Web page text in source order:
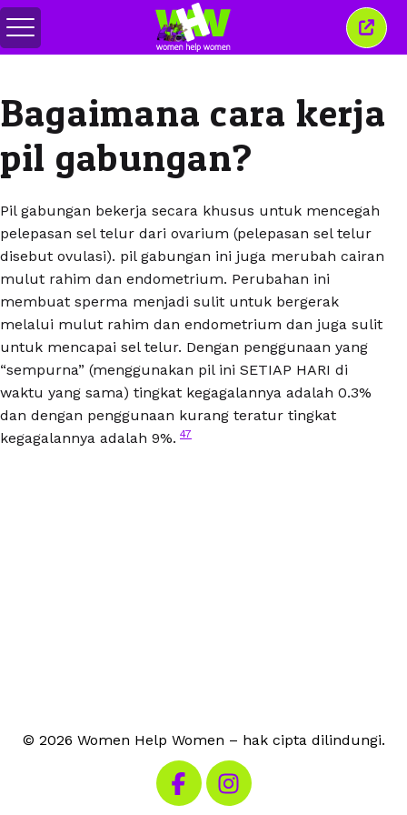
Alihkan
menu
Bagaimana cara kerja
pil gabungan?
Pil gabungan bekerja secara khusus untuk mencegah
pelepasan sel telur dari ovarium (pelepasan sel telur
disebut ovulasi). pil gabungan ini juga merubah cairan
mulut rahim dan endometrium. Perubahan ini
membuat sperma menjadi sulit untuk bergerak
melalui mulut rahim dan endometrium dan juga sulit
untuk mencapai sel telur. Dengan penggunaan yang
“sempurna” (menggunakan pil ini SETIAP HARI di
waktu yang sama) tingkat kegagalannya adalah 0.3%
dan dengan penggunaan kurang teratur tingkat
kegagalannya adalah 9%. 47
© 2026 Women Help Women – hak cipta dilindungi.
Kunjungi Facebook kami
Kunjungi Instagram kami